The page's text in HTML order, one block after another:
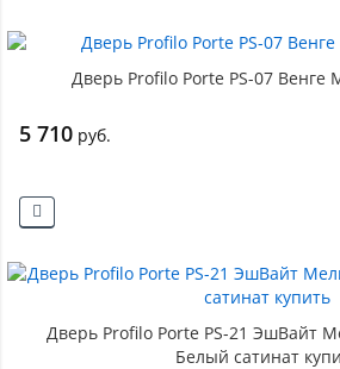
Дверь Profilo Porte PS-07 Венге
5 710 руб.
Дверь Profilo Porte PS-21 ЭшВайт
Белый сатинат